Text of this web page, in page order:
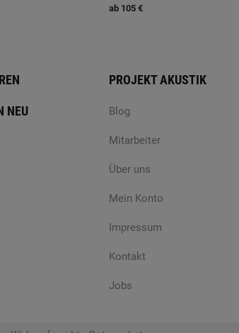
ab 105 €
NEU
PROJEKT AKUSTIK
Blog
Mitarbeiter
Über uns
Mein Konto
Impressum
Kontakt
Jobs